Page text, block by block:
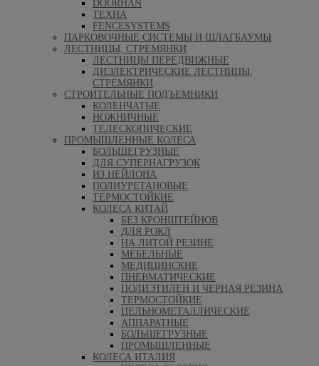
DOORHAN
ТЕХНА
FENCESYSTEMS
ПАРКОВОЧНЫЕ СИСТЕМЫ И ШЛАГБАУМЫ
ЛЕСТНИЦЫ, СТРЕМЯНКИ
ЛЕСТНИЦЫ ПЕРЕДВИЖНЫЕ
ДИЭЛЕКТРИЧЕСКИЕ ЛЕСТНИЦЫ,
СТРЕМЯНКИ
СТРОИТЕЛЬНЫЕ ПОДЪЕМНИКИ
КОЛЕНЧАТЫЕ
НОЖНИЧНЫЕ
ТЕЛЕСКОПИЧЕСКИЕ
ПРОМЫШЛЕННЫЕ КОЛЕСА
БОЛЬШЕГРУЗНЫЕ
ДЛЯ СУПЕРНАГРУЗОК
ИЗ НЕЙЛОНА
ПОЛИУРЕТАНОВЫЕ
ТЕРМОСТОЙКИЕ
КОЛЕСА КИТАЙ
БЕЗ КРОНШТЕЙНОВ
ДЛЯ РОКЛ
НА ЛИТОЙ РЕЗИНЕ
МЕБЕЛЬНЫЕ
МЕДИЦИНСКИЕ
ПНЕВМАТИЧЕСКИЕ
ПОЛИЭТИЛЕН И ЧЕРНАЯ РЕЗИНА
ТЕРМОСТОЙКИЕ
ЦЕЛЬНОМЕТАЛЛИЧЕСКИЕ
АППАРАТНЫЕ
БОЛЬШЕГРУЗНЫЕ
ПРОМЫШЛЕННЫЕ
КОЛЕСА ИТАЛИЯ